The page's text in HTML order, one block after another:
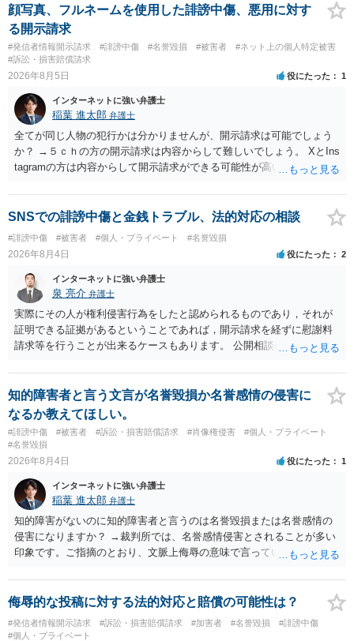
顔写真、フルネームを使用した誹謗中傷、悪用に対す
る開示請求
#発信者情報開示請求 #誹謗中傷 #名誉毀損 #被害者
#ネット上の個人特定被害
#訴訟・損害賠償請求
2026年8月5日 役にたった 1
インターネットに強い弁護士
稲葉 進太郎 弁護士
全てが同じ人物の犯行かは分かりませんが、開示請求は可能でしょう
か？ →５ｃｈの方の開示請求は内容からして難しいでしょう。 XとIns
tagramの方は内容からして開示請求ができる可能性が高いでしょう。
いでしょう。７月中にアカウントが削除されている場合、今から進め
ても失敗する可能性が高いように思われます。 相手を特定できた場
合、相手に全ての弁護士費用を負担させることは可能でしょうか？ →
訴訟外の交渉で相手方が認めれば負担させることができるでしょう。
訴訟で判決となった場合は、実際の弁護士費用が認められる場合と認
められない場合があり何ともいえないところでしょう。
SNSでの誹謗中傷と金銭トラブル、法的対応の相談
#誹謗中傷 #被害者 #個人・プライベート #名誉毀損
2026年8月4日 役にたった 2
インターネットに強い弁護士
泉 亮介 弁護士
実際にその人が権利侵害行為をしたと認められるものであり，それが
証明できる証拠があるということであれば，開示請求を経ずに慰謝料
請求等を行うことが出来るケースもあります。 公開相談の場では回答
に個別に相談されると良いでしょう。
知的障害者と言う文言が名誉毀損か名誉感情の侵害に
なるか教えてほしい。
#誹謗中傷 #被害者 #訴訟・損害賠償請求 #肖像権侵害
#個人・プライベート
#名誉毀損
2026年8月4日 役にたった 1
インターネットに強い弁護士
稲葉 進太郎 弁護士
知的障害がないのに知的障害者と言うのは名誉毀損または名誉感情の
侵害になりますか？ →裁判所では、名誉感情侵害とされることが多い
印象です。ご指摘のとおり、文脈上侮辱の意味で言っている点も加味
侮辱的な投稿に対する法的対応と賠償の可能性は？
#発信者情報開示請求 #訴訟・損害賠償請求 #加害者 #名誉毀損
#誹謗中傷
#個人・プライベート